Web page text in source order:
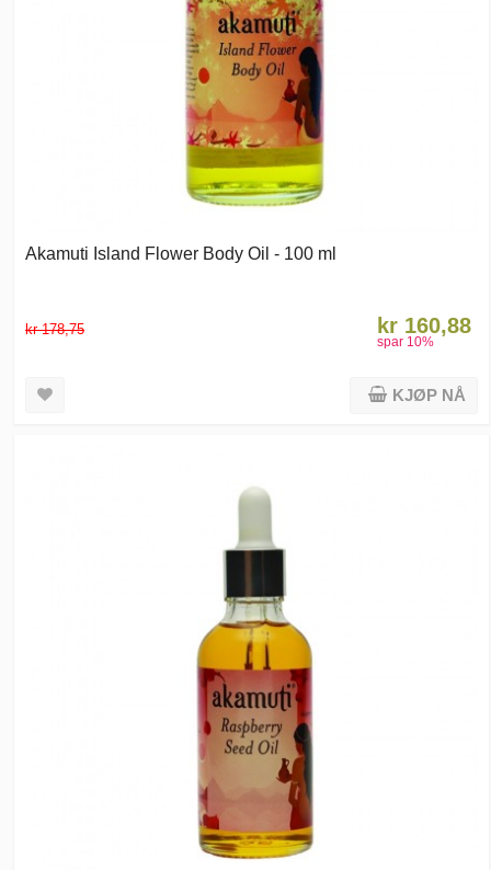
Akamuti Island Flower Body Oil - 100 ml
kr 178,75 kr 160,88
spar 10%
KJØP NÅ